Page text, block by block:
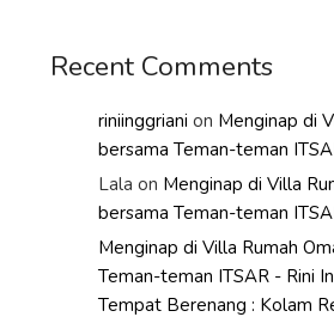
Recent Comments
riniinggriani on Menginap di
bersama Teman-teman
Lala on Menginap di Villa
bersama Teman-teman
Menginap di Villa Rumah
Teman-teman ITSAR - Rini
Tempat Berenang : Kolam